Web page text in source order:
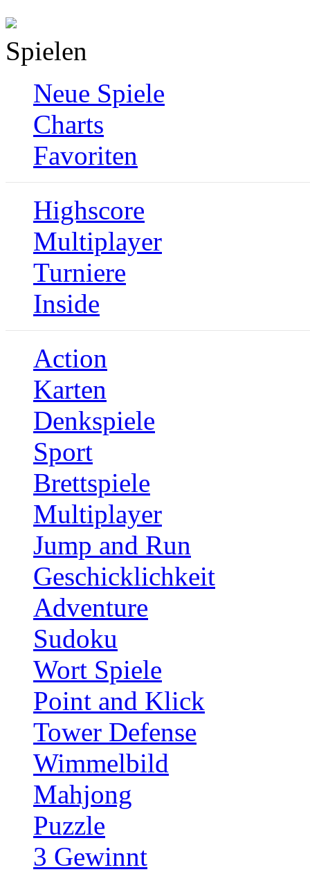
Spielen
Neue Spiele
Charts
Favoriten
Highscore
Multiplayer
Turniere
Inside
Action
Karten
Denkspiele
Sport
Brettspiele
Multiplayer
Jump and Run
Geschicklichkeit
Adventure
Sudoku
Wort Spiele
Point and Klick
Tower Defense
Wimmelbild
Mahjong
Puzzle
3 Gewinnt